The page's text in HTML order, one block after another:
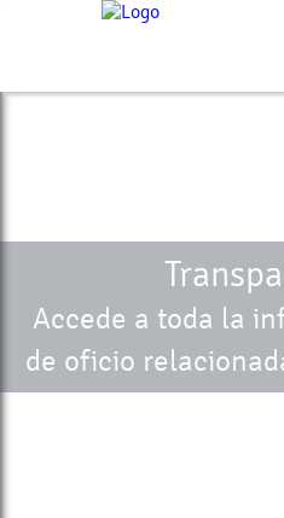
Accede a toda la
de oficio